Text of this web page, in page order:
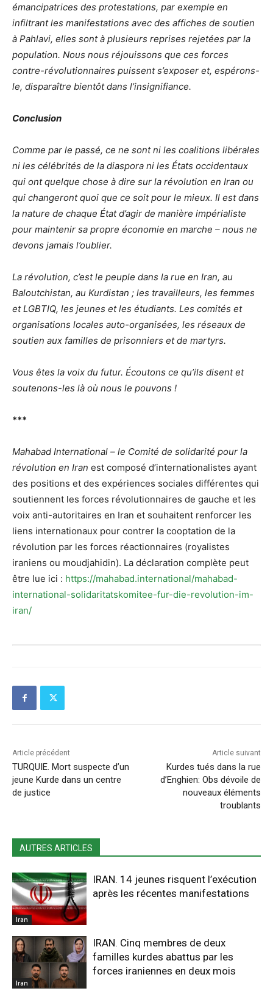
émancipatrices des protestations, par exemple en
infiltrant les manifestations avec des affiches de soutien
à Pahlavi, elles sont à plusieurs reprises rejetées par la
population. Nous nous réjouissons que ces forces
contre-révolutionnaires puissent s’exposer et, espérons-
le, disparaître bientôt dans l’insignifiance.
Conclusion
Comme par le passé, ce ne sont ni les coalitions libérales
ni les célébrités de la diaspora ni les États occidentaux
qui ont quelque chose à dire sur la révolution en Iran ou
qui changeront quoi que ce soit pour le mieux. Il est dans
la nature de chaque État d’agir de manière impérialiste
pour maintenir sa propre économie en marche – nous ne
devons jamais l’oublier.
La révolution, c’est le peuple dans la rue en Iran, au
Baloutchistan, au Kurdistan ; les travailleurs, les femmes
et LGBTIQ, les jeunes et les étudiants. Les comités et
organisations locales auto-organisées, les réseaux de
soutien aux familles de prisonniers et de martyrs.
Vous êtes la voix du futur. Écoutons ce qu’ils disent et
soutenons-les là où nous le pouvons !
***
Mahabad International – le Comité de solidarité pour la
révolution en Iran est composé d’internationalistes ayant
des positions et des expériences sociales différentes qui
soutiennent les forces révolutionnaires de gauche et les
voix anti-autoritaires en Iran et souhaitent renforcer les
liens internationaux pour contrer la cooptation de la
révolution par les forces réactionnaires (royalistes
iraniens ou moudjahidin). La déclaration complète peut
être lue ici : https://mahabad.international/mahabad-
international-solidaritatskomitee-fur-die-revolution-im-
iran/
Article précédent
TURQUIE. Mort suspecte d’un
jeune Kurde dans un centre
de justice
Article suivant
Kurdes tués dans la rue
d’Enghien: Obs dévoile de
nouveaux éléments
troublants
AUTRES ARTICLES
Iran
IRAN. 14 jeunes risquent l’exécution
après les récentes manifestations
Iran
IRAN. Cinq membres de deux
familles kurdes abattus par les
forces iraniennes en deux mois